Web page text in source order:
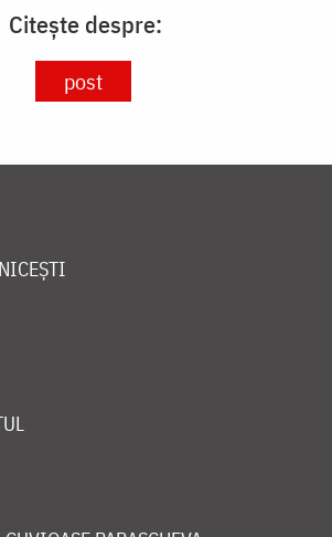
Citește despre:
post